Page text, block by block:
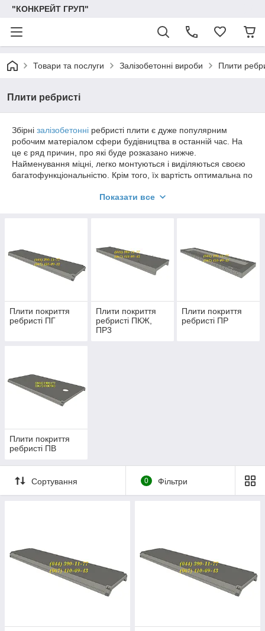
"КОНКРЕЙТ ГРУП"
Товари та послуги Залізобетонні вироби Плити
Плити ребристі
Збірні залізобетонні ребристі плити є дуже популярним
робочим матеріалом сфери будівництва в останній час. На
це є ряд причин, про які буде розказано нижче.
Найменування міцні, легко монтуються і виділяються своєю
багатофункціональністю. Крім того, їх вартість оптимальна по
Ребристі плити перекриття вам пропонує наша компанія. У
Показати все
Плити покриття
ребристі ПГ
Плити покриття
ребристі ПКЖ,
ПР3
Плити покриття
ребристі ПР
Плити покриття
ребристі ПВ
Сортування 0 Фільтри